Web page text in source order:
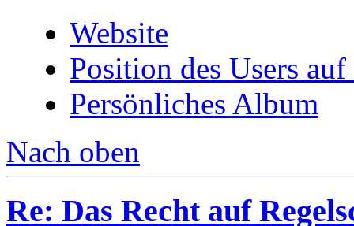
Website
Position des Users
Persönliches Album
Nach oben
Re: Das Recht auf